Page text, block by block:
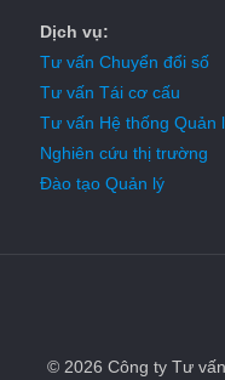
Dịch vụ:
Tư vấn Chuyển đổi số
Tư vấn Tái cơ cấu
Tư vấn Hệ thống Quản
Nghiên cứu thị trường
Đào tạo Quản lý
© 2026 Công ty Tư